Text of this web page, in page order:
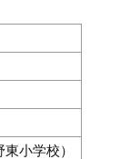
小学校）